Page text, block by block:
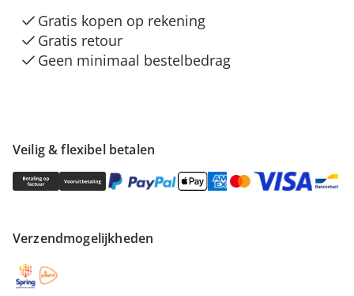
Veilig & flexibel betalen
Verzendmogelijkheden
Gratis kopen op rekening
Gratis retour
Geen minimaal bestelbedrag